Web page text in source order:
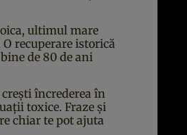
ultimul mare
recuperare istorică
de 80 de ani
încrederea în
toxice. Fraze și
chiar te pot ajuta